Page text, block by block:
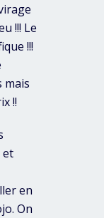
!!! Le
!!!
mais
!!
et
en
On